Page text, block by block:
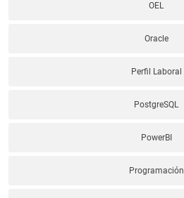
OEL
Oracle
Perfil Laboral
PostgreSQL
PowerBI
Programación